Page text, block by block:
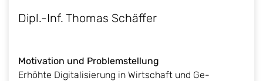
Dipl.-Inf. Thomas Schäffer
Motivation und Problemstellung
Erhöhte Digitalisierung in Wirtschaft und Ge-